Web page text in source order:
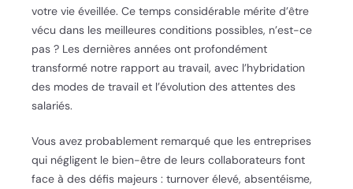
votre vie éveillée. Ce temps considérable mérite d’être
vécu dans les meilleures conditions possibles, n’est-ce
pas ? Les dernières années ont profondément
transformé notre rapport au travail, avec l’hybridation
des modes de travail et l’évolution des attentes des
salariés.
Vous avez probablement remarqué que les entreprises
qui négligent le bien-être de leurs collaborateurs font
face à des défis majeurs : turnover élevé, absentéisme,